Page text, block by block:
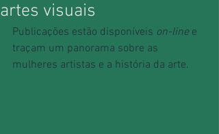
artes visuais
Publicações estão disponíveis on-line e
traçam um panorama sobre as
mulheres artistas e a história da arte.